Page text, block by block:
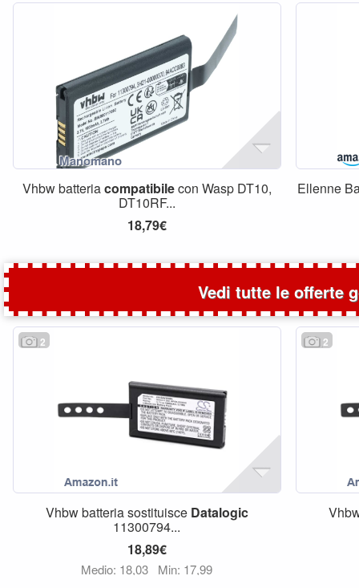
Vhbw batteriacompatibilecon Wasp DT10,
DT10RF...
18,79€
Ellenne
Vedi tutte le offerte
2
Vhbw batteria sostituisce Datalogic
11300794...
18,89€
Medio: 18,03 Min: 17,99
2